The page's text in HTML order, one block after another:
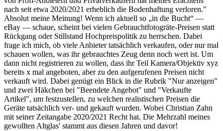
nach seit etwa 2020/2021 erheblich die Bodenhaftung verloren."
Absolut meine Meinung! Wenn ich aktuell so „in die Bucht“ —
eBay — schaue, scheint bei vielen Gebrauchtfotogräte-Preisen statt
Rückgang oder Stillstand Hochpreispolitik zu herrschen. Dabei
frage ich mich, ob viele Anbieter tatsächlich verkaufen, oder nur mal
schauen wollen, was ihr gebrauchtes Zeug denn noch wert ist. Um
dann nicht registrieren zu wollen, dass ihr Teil Kamera/Objektiv xyz
bereits x mal angeboten, aber zu den aufgerufenen Preisen nicht
verkauft wird. Dabei genügt ein Blick in die Rubrik "Nur anzeigen"
und zwei Häkchen bei "Beendete Angebot" und "Verkaufte
Artikel", um festzustellen, zu welchen realistischen Preisen die
Geräte tatsächlich ver- und gekauft wurden. Wobei Christian Zahn
mit seiner Zeitangabe 2020/2021 Recht hat. Die Mehrzahl meines
gewollten Altglas' stammt aus diesen Jahren und davor!